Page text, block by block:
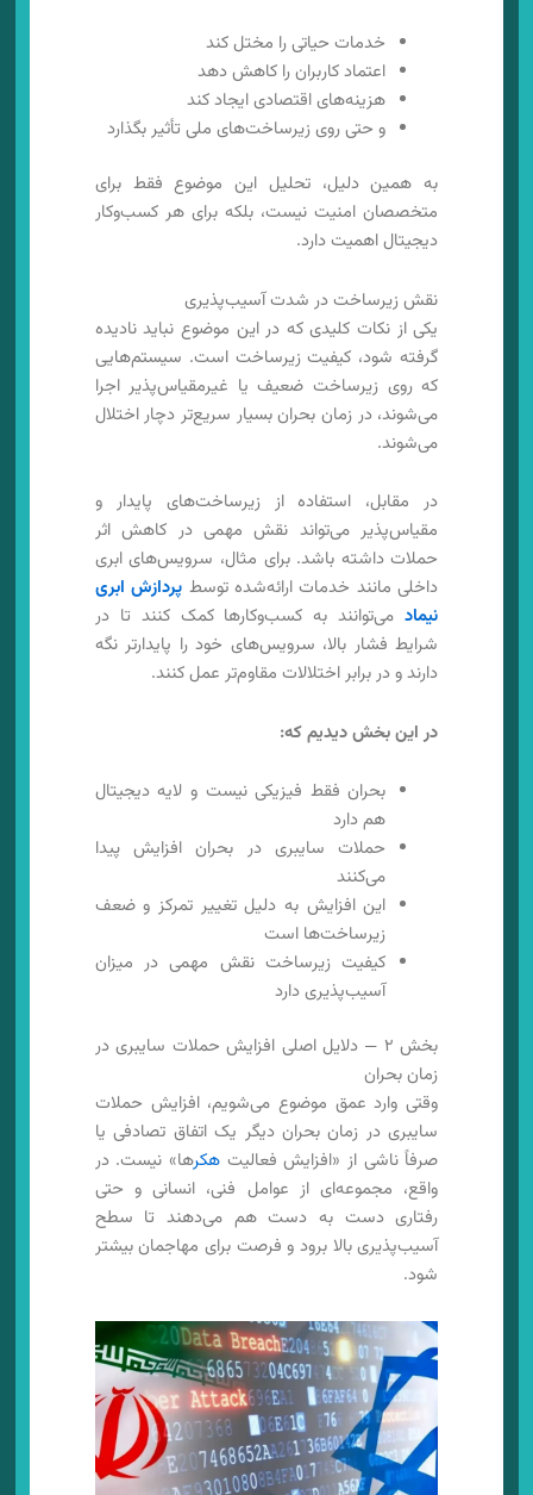
خدمات حیاتی را مختل کند
اعتماد کاربران را کاهش دهد
هزینه‌های اقتصادی ایجاد کند
و حتی روی زیرساخت‌های ملی تأثیر بگذارد
به همین دلیل، تحلیل این موضوع فقط برای
متخصصان امنیت نیست، بلکه برای هر کسب‌وکار
دیجیتال اهمیت دارد.
نقش زیرساخت در شدت آسیب‌پذیری
یکی از نکات کلیدی که در این موضوع نباید نادیده
گرفته شود، کیفیت زیرساخت است. سیستم‌هایی
که روی زیرساخت ضعیف یا غیرمقیاس‌پذیر اجرا
می‌شوند، در زمان بحران بسیار سریع‌تر دچار اختلال
می‌شوند.
در مقابل، استفاده از زیرساخت‌های پایدار و
مقیاس‌پذیر می‌تواند نقش مهمی در کاهش اثر
حملات داشته باشد. برای مثال، سرویس‌های ابری
داخلی مانند خدمات ارائه‌شده توسط پردازش ابری
نیماد می‌توانند به کسب‌وکارها کمک کنند تا در
شرایط فشار بالا، سرویس‌های خود را پایدارتر نگه
دارند و در برابر اختلالات مقاوم‌تر عمل کنند.
در این بخش دیدیم که:
بحران فقط فیزیکی نیست و لایه دیجیتال
هم دارد
حملات سایبری در بحران افزایش پیدا
می‌کنند
این افزایش به دلیل تغییر تمرکز و ضعف
زیرساخت‌ها است
کیفیت زیرساخت نقش مهمی در میزان
آسیب‌پذیری دارد
بخش ۲ — دلایل اصلی افزایش حملات سایبری در
زمان بحران
وقتی وارد عمق موضوع می‌شویم، افزایش حملات
سایبری در زمان بحران دیگر یک اتفاق تصادفی یا
صرفاً ناشی از «افزایش فعالیت هکرها» نیست. در
واقع، مجموعه‌ای از عوامل فنی، انسانی و حتی
رفتاری دست به دست هم می‌دهند تا سطح
آسیب‌پذیری بالا برود و فرصت برای مهاجمان بیشتر
شود.